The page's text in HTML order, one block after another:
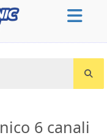
6 canali